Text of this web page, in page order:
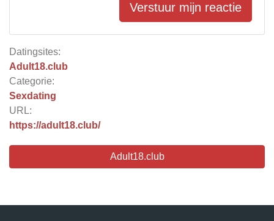
Datingsites:
Adult18.club
Categorie:
Sexdating
URL:
https://adult18.club/
Adult18.club
Verstuur mijn reactie